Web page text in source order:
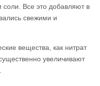
соли. Все это добавляют в
свежими и
вещества, как нитрат
увеличивают